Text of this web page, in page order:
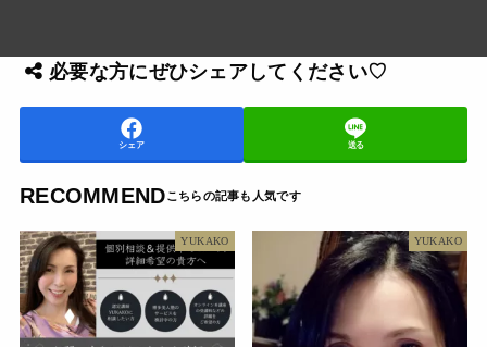
必要な方にぜひシェアしてください♡
シェア 送る
RECOMMEND
YUKAKO YUKAKO